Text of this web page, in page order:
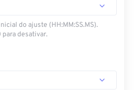
do ajuste (HH:MM:SS.MS).
desativar.